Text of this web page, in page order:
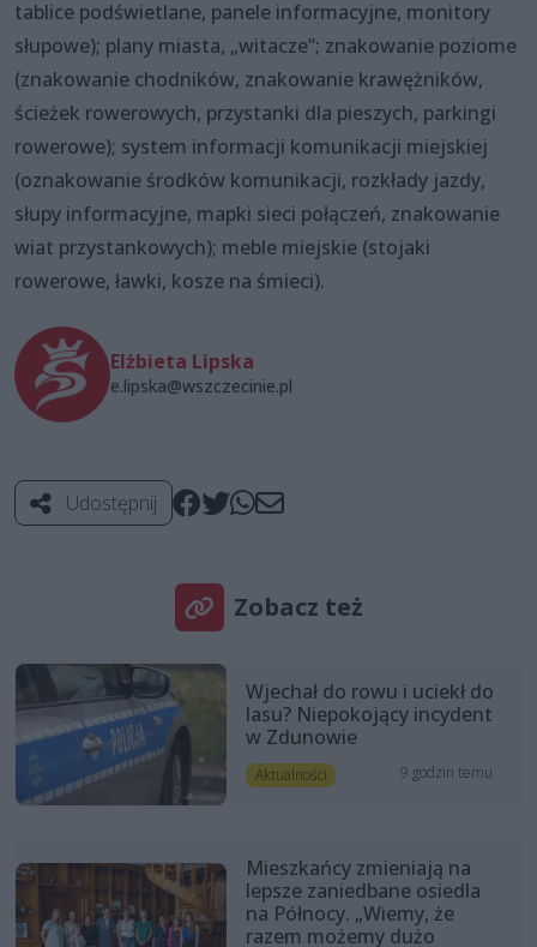
tablice podświetlane, panele informacyjne, monitory
słupowe); plany miasta, „witacze”; znakowanie poziome
(znakowanie chodników, znakowanie krawężników,
ścieżek rowerowych, przystanki dla pieszych, parkingi
rowerowe); system informacji komunikacji miejskiej
(oznakowanie środków komunikacji, rozkłady jazdy,
słupy informacyjne, mapki sieci połączeń, znakowanie
wiat przystankowych); meble miejskie (stojaki
rowerowe, ławki, kosze na śmieci).
Elżbieta Lipska
e.lipska@wszczecinie.pl
Udostępnij
Zobacz też
Wjechał do rowu i uciekł do
lasu? Niepokojący incydent
w Zdunowie
Aktualności 9 godzin temu
Mieszkańcy zmieniają na
lepsze zaniedbane osiedla
na Północy. „Wiemy, że
razem możemy dużo